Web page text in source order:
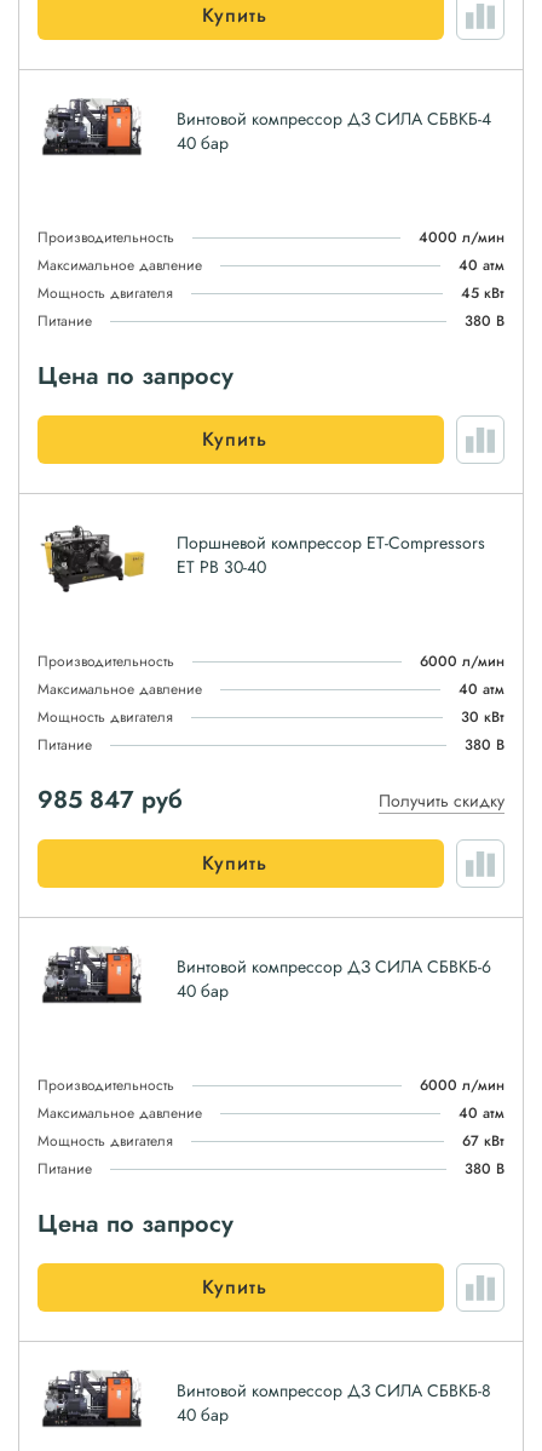
Купить
Винтовой компрессор ДЗ СИЛА СБВКБ-4
40 бар
Производительность
4000 л/мин
Максимальное давление
40 атм
Мощность двигателя
45 кВт
Питание
380 В
Цена по запросу
Купить
Поршневой компрессор ET-Compressors
ET PB 30-40
Производительность
6000 л/мин
Максимальное давление
40 атм
Мощность двигателя
30 кВт
Питание
380 В
985 847 руб Получить скидку
Купить
Винтовой компрессор ДЗ СИЛА СБВКБ-6
40 бар
Производительность
6000 л/мин
Максимальное давление
40 атм
Мощность двигателя
67 кВт
Питание
380 В
Цена по запросу
Купить
Винтовой компрессор ДЗ СИЛА СБВКБ-8
40 бар